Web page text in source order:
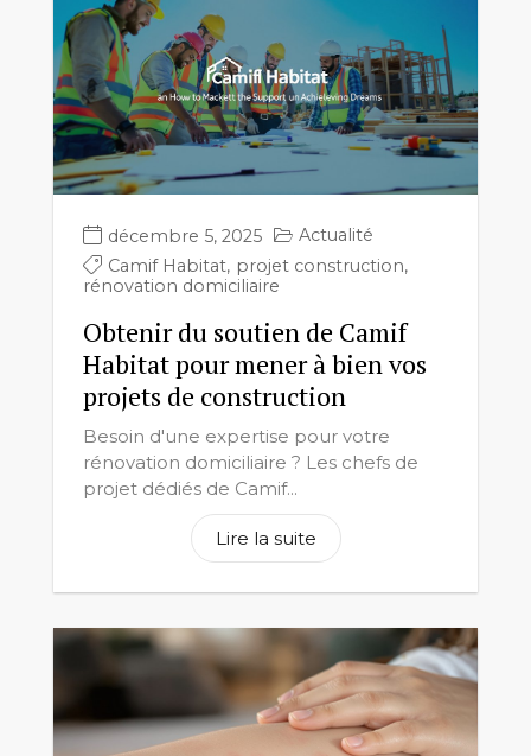
décembre 5, 2025
Actualité
Camif Habitat, projet construction,
rénovation domiciliaire
Obtenir du soutien de Camif
Habitat pour mener à bien vos
projets de construction
Besoin d'une expertise pour votre
rénovation domiciliaire ? Les chefs de
projet dédiés de Camif...
Lire la suite